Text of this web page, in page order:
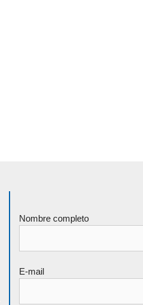
Nombre completo
E-mail